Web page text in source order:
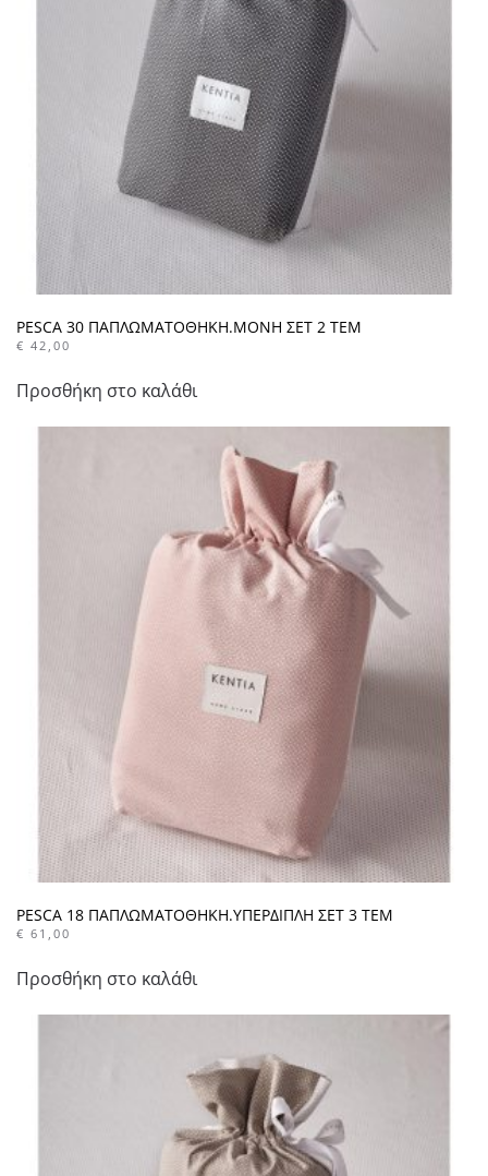
PESCA 30 ΠΑΠΛΩΜΑΤΟΘΗΚΗ.ΜΟΝΗ ΣΕΤ 2 ΤΕΜ
€ 42,00
Προσθήκη στο καλάθι
PESCA 18 ΠΑΠΛΩΜΑΤΟΘΗΚΗ.ΥΠΕΡΔΙΠΛΗ ΣΕΤ 3 ΤΕΜ
€ 61,00
Προσθήκη στο καλάθι